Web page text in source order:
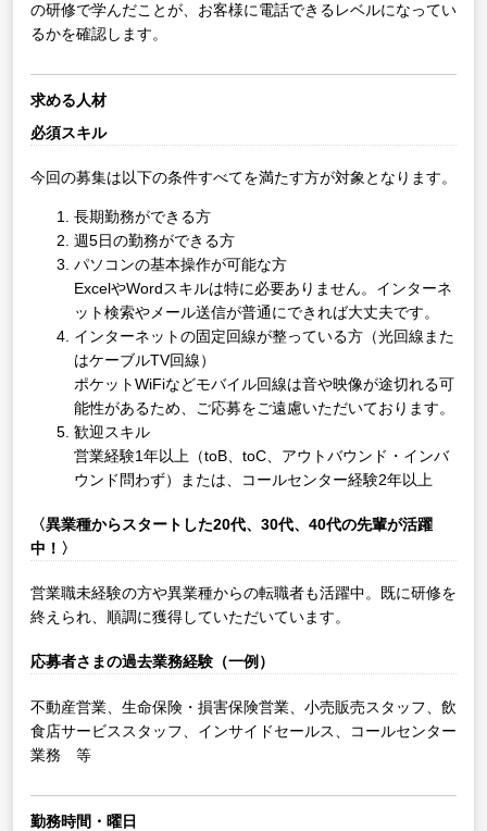
の研修で学んだことが、お客様に電話できるレベルになってい
るかを確認します。
求める人材
必須スキル
今回の募集は以下の条件すべてを満たす方が対象となります。
長期勤務ができる方
週5日の勤務ができる方
パソコンの基本操作が可能な方
ExcelやWordスキルは特に必要ありません。インターネ
ット検索やメール送信が普通にできれば大丈夫です。
インターネットの固定回線が整っている方（光回線また
はケーブルTV回線）
ポケットWiFiなどモバイル回線は音や映像が途切れる可
能性があるため、ご応募をご遠慮いただいております。
歓迎スキル
営業経験1年以上（toB、toC、アウトバウンド・インバ
ウンド問わず）または、コールセンター経験2年以上
〈異業種からスタートした20代、30代、40代の先輩が活躍
中！〉
営業職未経験の方や異業種からの転職者も活躍中。既に研修を
終えられ、順調に獲得していただいています。
応募者さまの過去業務経験（一例）
不動産営業、生命保険・損害保険営業、小売販売スタッフ、飲
食店サービススタッフ、インサイドセールス、コールセンター
業務 等
勤務時間・曜日